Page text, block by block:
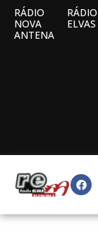
RÁDIO
NOVA
ANTENA
RÁDIO
ELVAS